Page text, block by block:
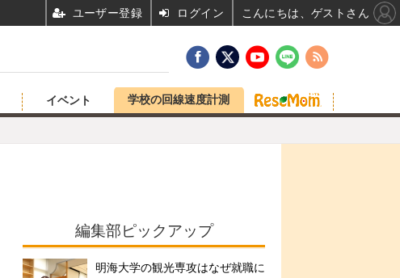
イベント 学校の回線速度計測
編集部ピックアップ
明海大学の観光専攻はなぜ就職に
ユーザー登録 ログイン こんにちは、ゲストさん